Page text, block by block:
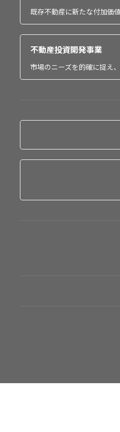
既存不動産に新たな付加価
不動産投資開発事業
市場のニーズを的確に捉え